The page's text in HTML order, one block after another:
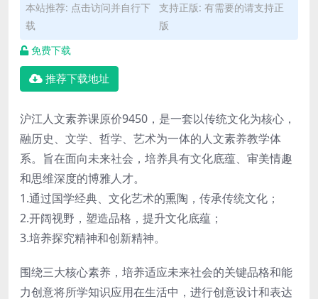
本站推荐: 点击访问并自行下
载
支持正版: 有需要的请支持正
版
免费下载
推荐下载地址
沪江人文素养课原价9450，是一套以传统文化为核心，
融历史、文学、哲学、艺术为一体的人文素养教学体
系。旨在面向未来社会，培养具有文化底蕴、审美情趣
和思维深度的博雅人才。
1.通过国学经典、文化艺术的熏陶，传承传统文化；
2.开阔视野，塑造品格，提升文化底蕴；
3.培养探究精神和创新精神。
围绕三大核心素养，培养适应未来社会的关键品格和能
力创意将所学知识应用在生活中，进行创意设计和表达